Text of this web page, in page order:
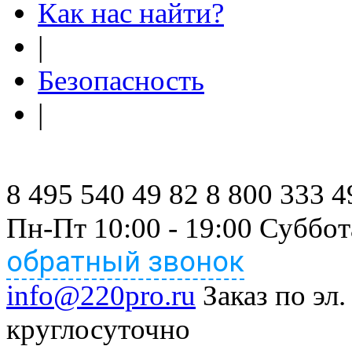
Как нас найти?
|
Безопасность
|
8 495 540 49 82 8 800 333
Пн-Пт 10:00 - 19:00
обратный звонок
info@220pro.ru Заказ по
круглосуточно